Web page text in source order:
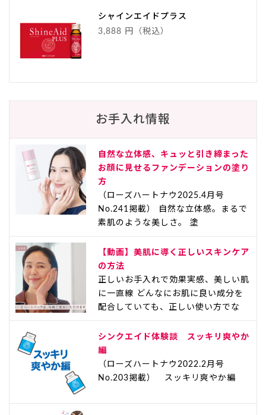
シャインエイドプラス
3,888 円（税込）
お手入れ情報
自然な立体感、キュッと引き締まった
お顔に見せるファンデーションの塗り
方
（ローズハートナウ2025.4月号
No.241掲載） 自然な立体感。まるで
素肌のような美しさ。 塗
【動画】美肌に導く正しいスキンケア
の方法
正しいお手入れで効果実感、美しい肌
に一直線 どんなにお肌に良い成分を
配合していても、正しい使い方でな
シンクエイド体験談 スッキリ爽やか
編
（ローズハートナウ2022.2月号
No.203掲載） スッキリ爽やか編